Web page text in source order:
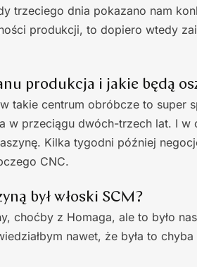
trzeciego dnia pokazano nam
produkcji, to dopiero wtedy
produkcja i jakie będą
takie centrum obróbcze to super
w przeciągu dwóch-trzech lat. I w
Kilka tygodni później
CNC.
był włoski SCM?
choćby z Homaga, ale to było
nawet, że była to